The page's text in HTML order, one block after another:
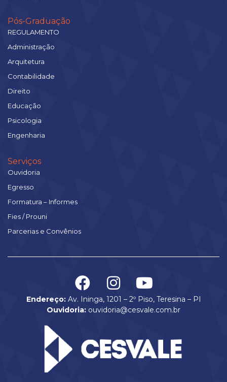
Pós-Graduação
REGULAMENTO
Administração
Arquitetura
Contabilidade
Direito
Educação
Psicologia
Engenharia
Serviços
Ouvidoria
Egresso
Formatura – Informes
Fies / Prouni
Parcerias e Convênios
Endereço:Av. Ininga, 1201 – 2º Piso, Teresina – PI
Ouvidoria: ouvidoria@cesvale.com.br